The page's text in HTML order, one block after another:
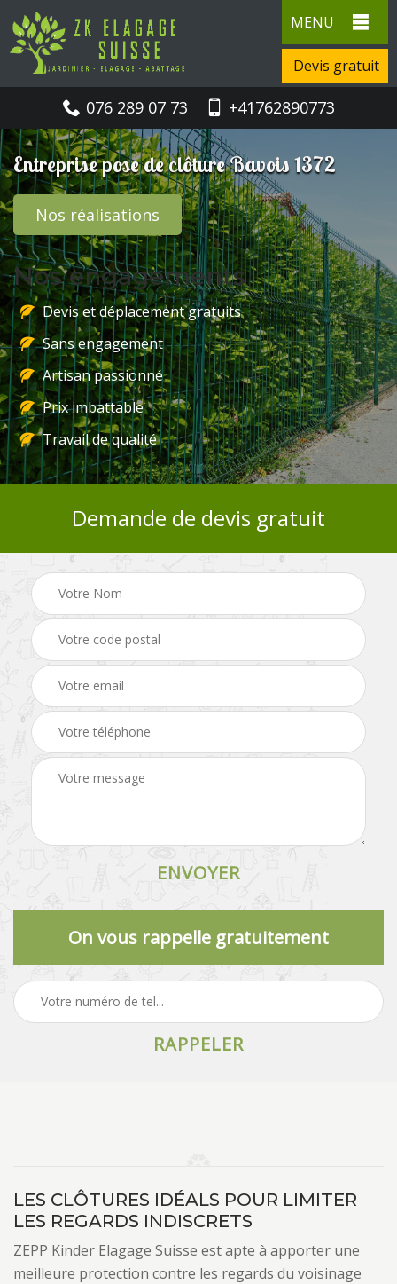
MENU
Devis gratuit
076 289 07 73 +41762890773
Entreprise pose de clôture Bavois 1372
Nos réalisations
Nos engagements
Devis et déplacement gratuits
Sans engagement
Artisan passionné
Prix imbattable
Travail de qualité
Demande de devis gratuit
On vous rappelle gratuitement
LES CLÔTURES IDÉALS POUR LIMITER
LES REGARDS INDISCRETS
ZEPP Kinder Elagage Suisse est apte à apporter une
meilleure protection contre les regards du voisinage